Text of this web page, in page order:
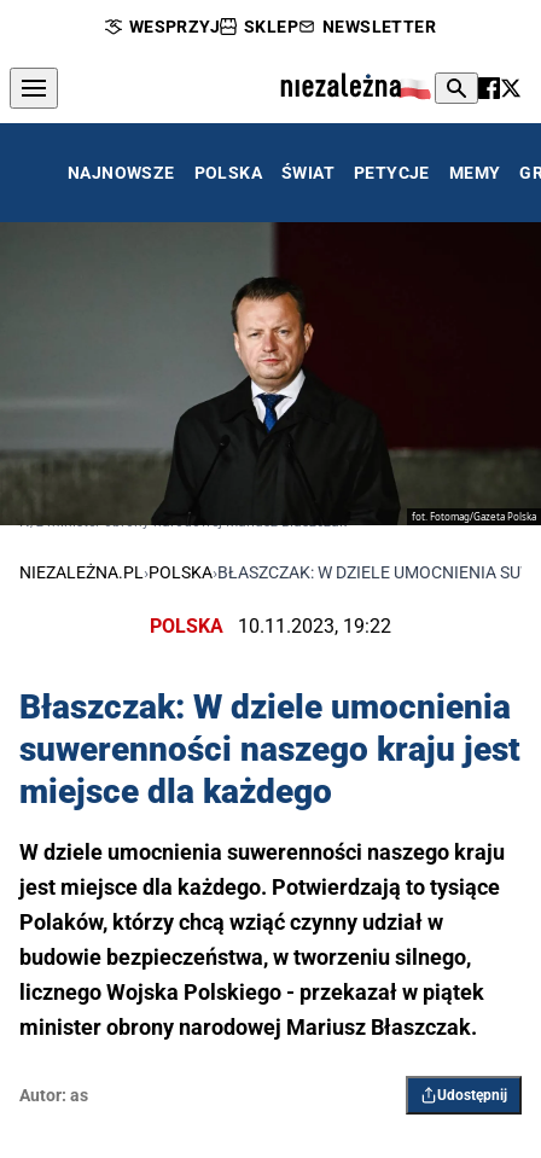
WESPRZYJ SKLEP NEWSLETTER
NAJNOWSZE POLSKA ŚWIAT PETYCJE MEMY
fot. Fotomag/Gazeta Polska
N/z minister obrony narodowej Mariusz Blaszczak
NIEZALEŻNA.PL ›POLSKA›BŁASZCZAK: W DZIELE UMOCNIENIA
POLSKA 10.11.2023, 19:22
Błaszczak: W dziele umocnienia
suwerenności naszego kraju jest
miejsce dla każdego
W dziele umocnienia suwerenności naszego kraju
jest miejsce dla każdego. Potwierdzają to tysiące
Polaków, którzy chcą wziąć czynny udział w
budowie bezpieczeństwa, w tworzeniu silnego,
licznego Wojska Polskiego - przekazał w piątek
minister obrony narodowej Mariusz Błaszczak.
Autor: as Udostępnij